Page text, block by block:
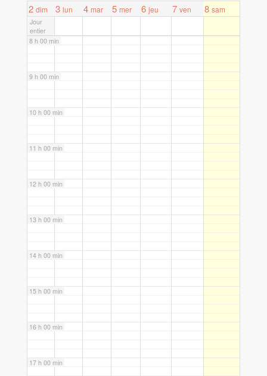
2 dim 3 lun 4 mar 5 mer 6 jeu 7 ven 8 sam
Jour
entier
7 h 00 min
8 h 00 min
9 h 00 min
10 h 00 min
11 h 00 min
12 h 00 min
13 h 00 min
14 h 00 min
15 h 00 min
16 h 00 min
17 h 00 min